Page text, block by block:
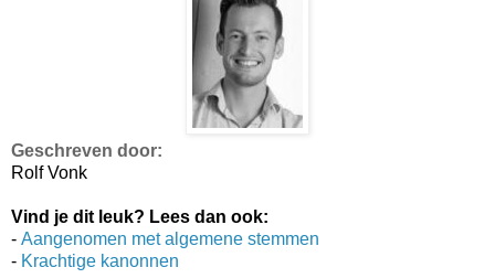
Geschreven door:
Rolf Vonk
Vind je dit leuk? Lees dan ook:
- Aangenomen met algemene stemmen
- Krachtige kanonnen